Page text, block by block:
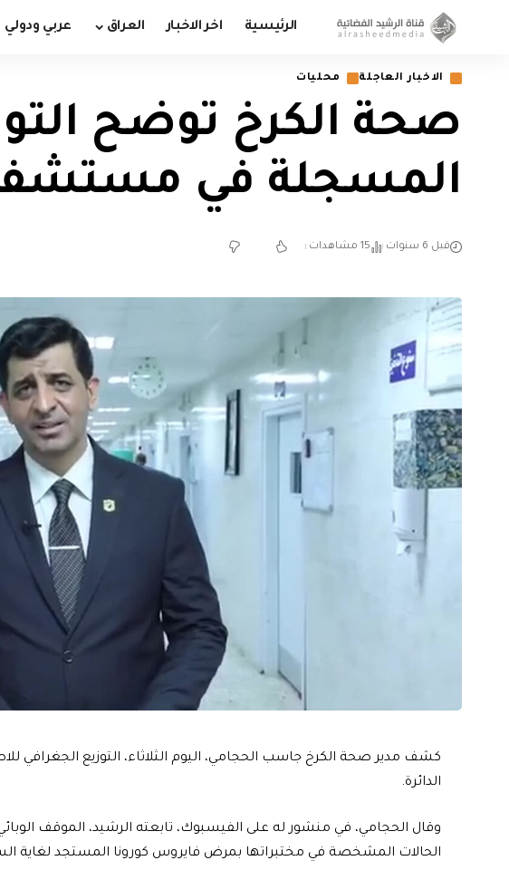
الرئيسية اخر الاخبار العراق عربي ودولي
الاخبار العاجلة محليات
صحة الكرخ توضح
المسجلة في
قبل 6 سنوات 15 مشاهدات
كشف مدير صحة الكرخ جاسب الحجامي، اليوم الثلاثاء، التوزيع الجغرافي
الدائرة.
وقال الحجامي، في منشور له على الفيسبوك، تابعته الرشيد، الموقف
الحالات المشخصة في مختبراتها بمرض فايروس كورونا المستجد لغاية